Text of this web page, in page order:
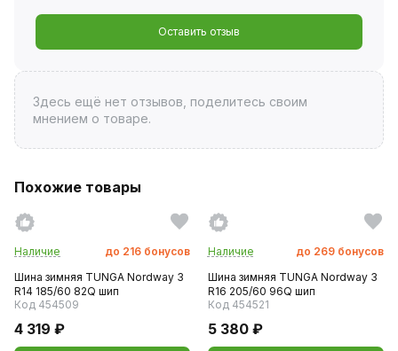
Оставить отзыв
Здесь ещё нет отзывов, поделитесь своим
мнением о товаре.
Похожие товары
Наличие до 216 бонусов
Шина зимняя TUNGA Nordway 3
R14 185/60 82Q шип
Код 454509
4 319 ₽
Наличие до 269 бонусов
Шина зимняя TUNGA Nordway 3
R16 205/60 96Q шип
Код 454521
5 380 ₽